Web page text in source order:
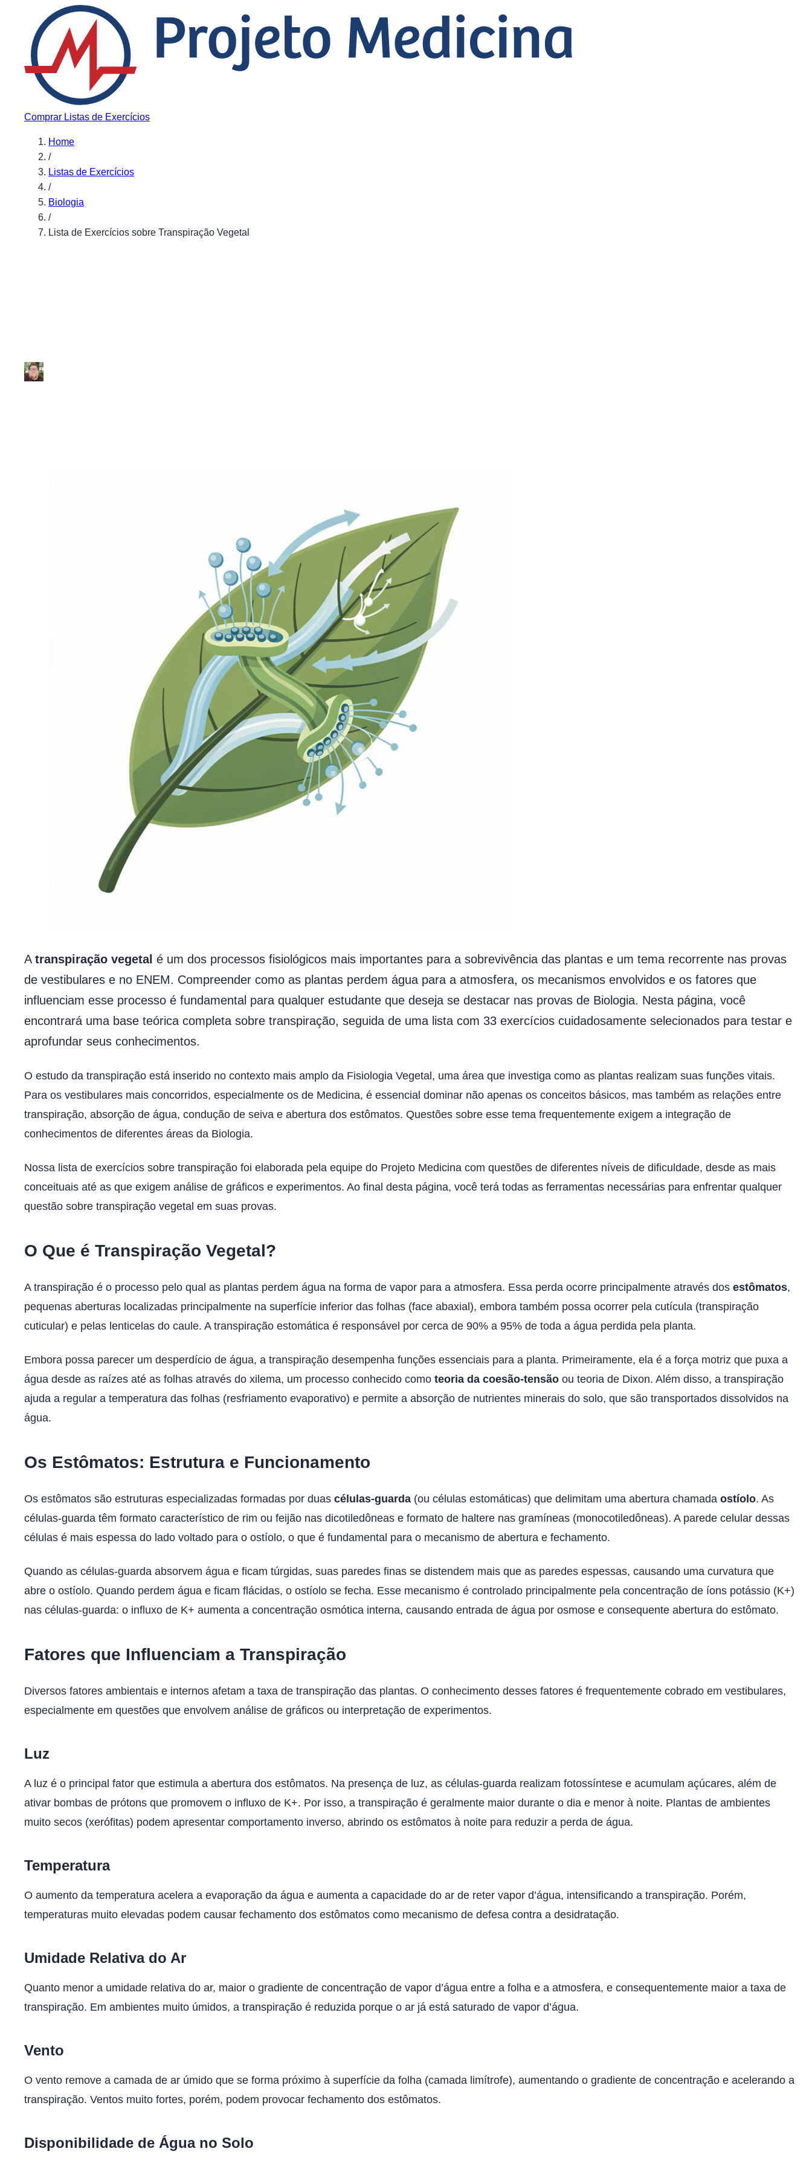
Pular para o conteúdo
Comprar Listas de Exercícios
Home
/
Listas de Exercícios
/
Biologia
/
Lista de Exercícios sobre Transpiração Vegetal
A transpiração vegetal é um dos processos fisiológicos mais importantes para a sobrevivência das plantas e um tema recorrente nas provas
de vestibulares e no ENEM. Compreender como as plantas perdem água para a atmosfera, os mecanismos envolvidos e os fatores que
influenciam esse processo é fundamental para qualquer estudante que deseja se destacar nas provas de Biologia. Nesta página, você
encontrará uma base teórica completa sobre transpiração, seguida de uma lista com 33 exercícios cuidadosamente selecionados para testar e
aprofundar seus conhecimentos.
O estudo da transpiração está inserido no contexto mais amplo da Fisiologia Vegetal, uma área que investiga como as plantas realizam suas funções vitais.
Para os vestibulares mais concorridos, especialmente os de Medicina, é essencial dominar não apenas os conceitos básicos, mas também as relações entre
transpiração, absorção de água, condução de seiva e abertura dos estômatos. Questões sobre esse tema frequentemente exigem a integração de
conhecimentos de diferentes áreas da Biologia.
Nossa lista de exercícios sobre transpiração foi elaborada pela equipe do Projeto Medicina com questões de diferentes níveis de dificuldade, desde as mais
conceituais até as que exigem análise de gráficos e experimentos. Ao final desta página, você terá todas as ferramentas necessárias para enfrentar qualquer
questão sobre transpiração vegetal em suas provas.
O Que é Transpiração Vegetal?
A transpiração é o processo pelo qual as plantas perdem água na forma de vapor para a atmosfera. Essa perda ocorre principalmente através dos estômatos,
pequenas aberturas localizadas principalmente na superfície inferior das folhas (face abaxial), embora também possa ocorrer pela cutícula (transpiração
cuticular) e pelas lenticelas do caule. A transpiração estomática é responsável por cerca de 90% a 95% de toda a água perdida pela planta.
Embora possa parecer um desperdício de água, a transpiração desempenha funções essenciais para a planta. Primeiramente, ela é a força motriz que puxa a
água desde as raízes até as folhas através do xilema, um processo conhecido como teoria da coesão-tensão ou teoria de Dixon. Além disso, a transpiração
ajuda a regular a temperatura das folhas (resfriamento evaporativo) e permite a absorção de nutrientes minerais do solo, que são transportados dissolvidos na
água.
Os Estômatos: Estrutura e Funcionamento
Os estômatos são estruturas especializadas formadas por duas células-guarda (ou células estomáticas) que delimitam uma abertura chamada ostíolo. As
células-guarda têm formato característico de rim ou feijão nas dicotiledôneas e formato de haltere nas gramíneas (monocotiledôneas). A parede celular dessas
células é mais espessa do lado voltado para o ostíolo, o que é fundamental para o mecanismo de abertura e fechamento.
Quando as células-guarda absorvem água e ficam túrgidas, suas paredes finas se distendem mais que as paredes espessas, causando uma curvatura que
abre o ostíolo. Quando perdem água e ficam flácidas, o ostíolo se fecha. Esse mecanismo é controlado principalmente pela concentração de íons potássio (K+)
nas células-guarda: o influxo de K+ aumenta a concentração osmótica interna, causando entrada de água por osmose e consequente abertura do estômato.
Fatores que Influenciam a Transpiração
Diversos fatores ambientais e internos afetam a taxa de transpiração das plantas. O conhecimento desses fatores é frequentemente cobrado em vestibulares,
especialmente em questões que envolvem análise de gráficos ou interpretação de experimentos.
Luz
A luz é o principal fator que estimula a abertura dos estômatos. Na presença de luz, as células-guarda realizam fotossíntese e acumulam açúcares, além de
ativar bombas de prótons que promovem o influxo de K+. Por isso, a transpiração é geralmente maior durante o dia e menor à noite. Plantas de ambientes
muito secos (xerófitas) podem apresentar comportamento inverso, abrindo os estômatos à noite para reduzir a perda de água.
Temperatura
O aumento da temperatura acelera a evaporação da água e aumenta a capacidade do ar de reter vapor d’água, intensificando a transpiração. Porém,
temperaturas muito elevadas podem causar fechamento dos estômatos como mecanismo de defesa contra a desidratação.
Umidade Relativa do Ar
Quanto menor a umidade relativa do ar, maior o gradiente de concentração de vapor d’água entre a folha e a atmosfera, e consequentemente maior a taxa de
transpiração. Em ambientes muito úmidos, a transpiração é reduzida porque o ar já está saturado de vapor d’água.
Vento
O vento remove a camada de ar úmido que se forma próximo à superfície da folha (camada limítrofe), aumentando o gradiente de concentração e acelerando a
transpiração. Ventos muito fortes, porém, podem provocar fechamento dos estômatos.
Disponibilidade de Água no Solo